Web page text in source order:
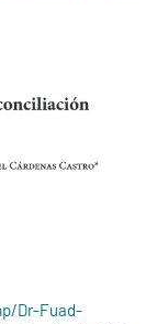
Dr-Fuad-